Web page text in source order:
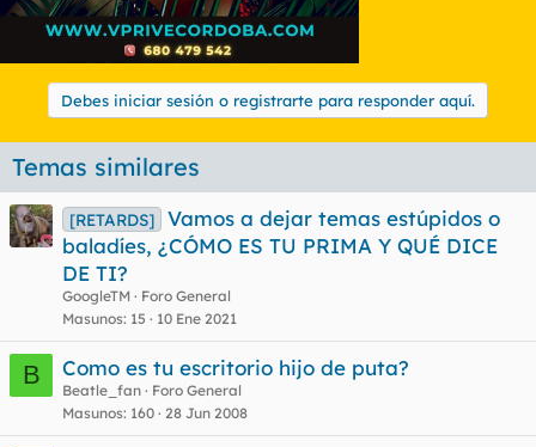
Debes iniciar sesión o registrarte para responder aquí.
Temas similares
[RETARDS]
Vamos a dejar temas estúpidos o
baladíes, ¿CÓMO ES TU PRIMA Y QUÉ DICE
DE TI?
GoogleTM
Foro General
Masunos 15 10 Ene 2021
B Como es tu escritorio hijo de puta?
Beatle_fan
Foro General
Masunos 160 28 Jun 2008